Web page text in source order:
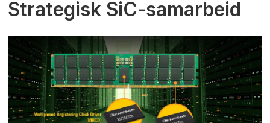
Strategisk SiC-samarbeid